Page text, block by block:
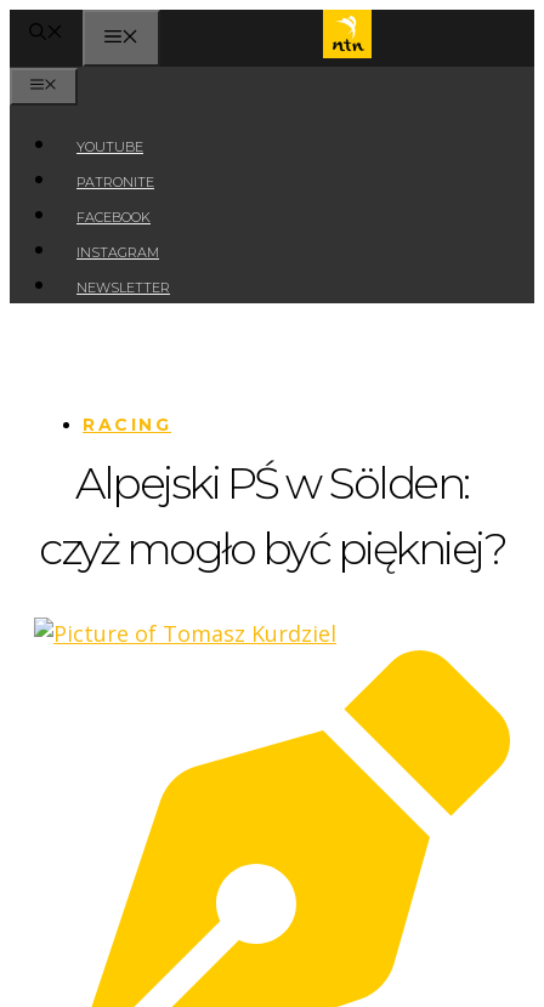
Przejdź
treści
YOUTUBE
PATRONITE
FACEBOOK
INSTAGRAM
NEWSLETTER
RACING
Alpejski PŚ w Sölden:
czyż mogło być piękniej?